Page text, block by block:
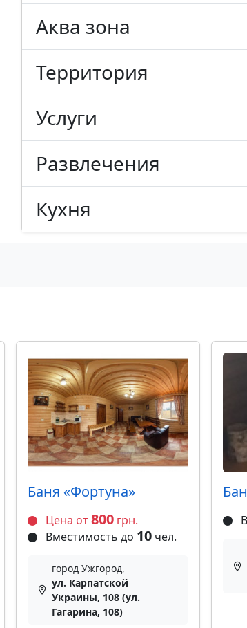
Аква зона
Территория
Услуги
Развлечения
Кухня
Баня «Фортуна»
Цена от800 грн.
Вместимость до 10 чел.
город Ужгород,
ул. Карпатской
Украины, 108 (ул.
Гагарина, 108)